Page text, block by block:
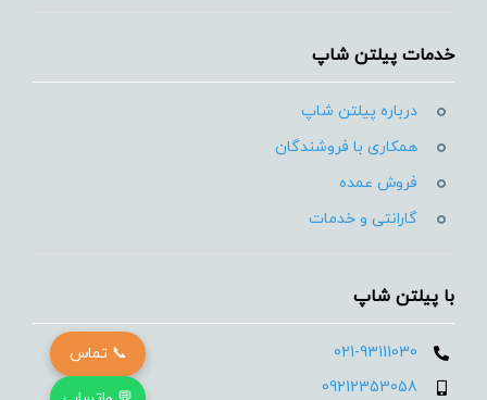
خدمات پیلتن شاپ
درباره پیلتن شاپ
همکاری با فروشندگان
فروش عمده
گارانتی و خدمات
با پیلتن شاپ
021-93111030
09212353058
📞 تماس